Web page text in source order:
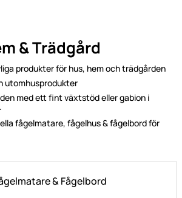
& Trädgård
produkter för hus, hem och trädgården
utomhusprodukter
med ett fint växtstöd eller gabion i
fågelmatare, fågelhus & fågelbord för
& Fågelbord